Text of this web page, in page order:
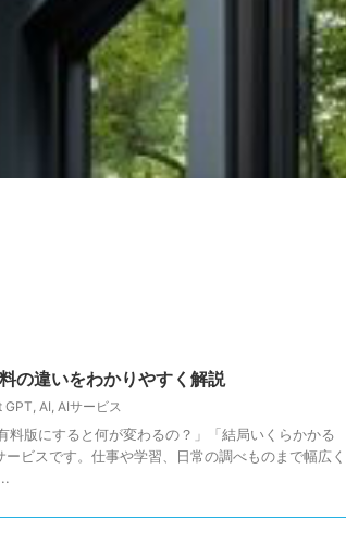
の違いをわかりやすく解説
GPT, AI, AIサービス
料版にすると何が変わるの？」「結局いくらかかる
ビスです。仕事や学習、日常の調べものまで幅広く